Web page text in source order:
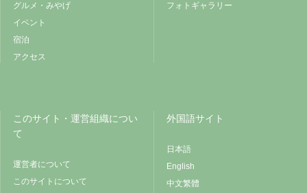
グルメ・みやげ
イベント
宿泊
アクセス
フォトギャラリー
このサイト・運営組織につい
て
運営者について
このサイトについて
外国語サイト
日本語
English
中文繁體